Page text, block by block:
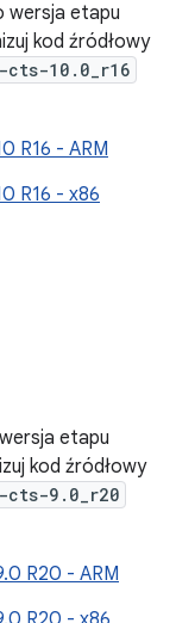
wersja etapu
kod źródłowy
cts-10.0_r16
R16 - ARM
R16 - x86
etapu
kod źródłowy
cts-9.0_r20
R20 - ARM